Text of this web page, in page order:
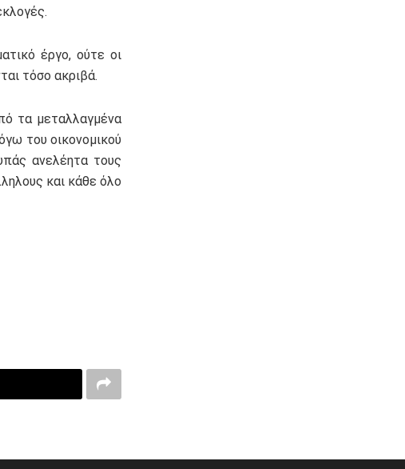
έργο, ούτε οι
τόσο ακριβά.
τα μεταλλαγμένα
του οικονομικού
ανελέητα τους
και κάθε όλο